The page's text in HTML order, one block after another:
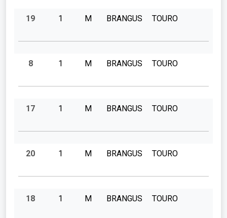
19 1 M BRANGUS TOURO
8 1 M BRANGUS TOURO
17 1 M BRANGUS TOURO
20 1 M BRANGUS TOURO
18 1 M BRANGUS TOURO